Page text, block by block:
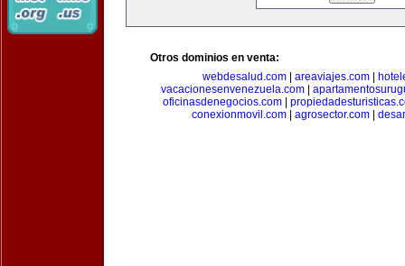
Otros dominios en venta:
webdesalud.com
areaviajes.com
vacacionesenvenezuela.com|
oficinasdenegocios.com
conexionmovil.com
agrosector.com